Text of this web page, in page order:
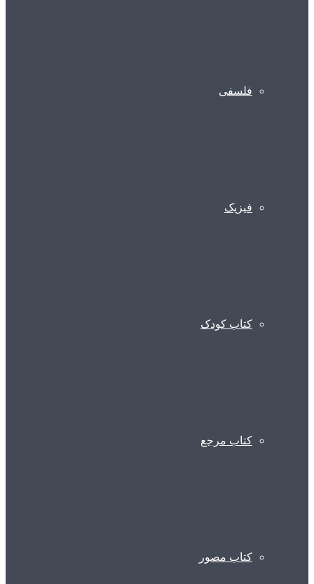
فلسفی
فیزیک
کتاب کودک
کتاب مرجع
کتاب مصور